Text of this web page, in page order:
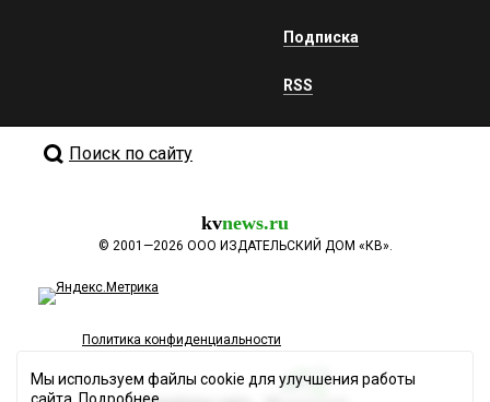
Подписка
RSS
Поиск по сайту
kvnews.ru
© 2001—2026 ООО ИЗДАТЕЛЬСКИЙ ДОМ «КВ».
Политика конфиденциальности
Мы используем файлы cookie для улучшения работы